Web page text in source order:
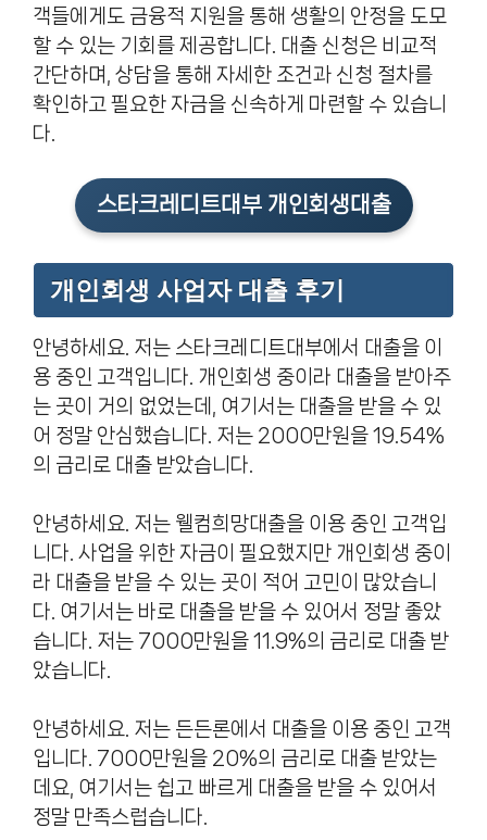
객들에게도 금융적 지원을 통해 생활의 안정을 도모
할 수 있는 기회를 제공합니다. 대출 신청은 비교적
간단하며, 상담을 통해 자세한 조건과 신청 절차를
확인하고 필요한 자금을 신속하게 마련할 수 있습니
다.
스타크레디트대부 개인회생대출
개인회생 사업자 대출 후기
안녕하세요. 저는 스타크레디트대부에서 대출을 이
용 중인 고객입니다. 개인회생 중이라 대출을 받아주
는 곳이 거의 없었는데, 여기서는 대출을 받을 수 있
어 정말 안심했습니다. 저는 2000만원을 19.54%
의 금리로 대출 받았습니다.
안녕하세요. 저는 웰컴희망대출을 이용 중인 고객입
니다. 사업을 위한 자금이 필요했지만 개인회생 중이
라 대출을 받을 수 있는 곳이 적어 고민이 많았습니
다. 여기서는 바로 대출을 받을 수 있어서 정말 좋았
습니다. 저는 7000만원을 11.9%의 금리로 대출 받
았습니다.
안녕하세요. 저는 든든론에서 대출을 이용 중인 고객
입니다. 7000만원을 20%의 금리로 대출 받았는
데요, 여기서는 쉽고 빠르게 대출을 받을 수 있어서
정말 만족스럽습니다.